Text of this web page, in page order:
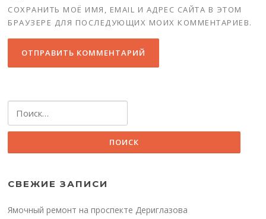
СОХРАНИТЬ МОЁ ИМЯ, EMAIL И АДРЕС САЙТА В ЭТОМ
БРАУЗЕРЕ ДЛЯ ПОСЛЕДУЮЩИХ МОИХ КОММЕНТАРИЕВ.
СВЕЖИЕ ЗАПИСИ
Ямочный ремонт на проспекте Дериглазова